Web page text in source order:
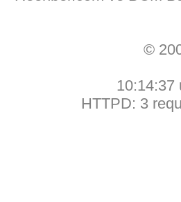
©
10:14:37
HTTPD: 3